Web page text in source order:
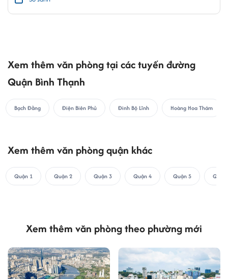
Xem thêm văn phòng tại các tuyến đường
Quận Bình Thạnh
Bạch Đằng Điện Biên Phủ Đinh Bộ Lĩnh Hoàng Hoa Thám
Xem thêm văn phòng quận khác
Quận 1 Quận 2 Quận 3 Quận 4 Quận 5 Quận
Xem thêm văn phòng theo phường mới